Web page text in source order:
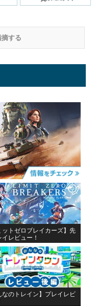
する
ットゼロブレイカーズ】先
レビュー！
なのトレイン】プレイレビ